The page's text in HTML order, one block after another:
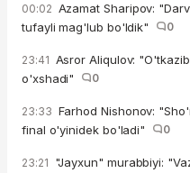
00:02 Azamat Sharipov:
tufayli mag'lub bo'ldik"
0
23:41 Asror Aliqulov:
o'xshadi"
0
23:33 Farhod Nishonov:
final o'yinidek bo'ladi"
0
23:21 "Jayxun" murabbiyi: